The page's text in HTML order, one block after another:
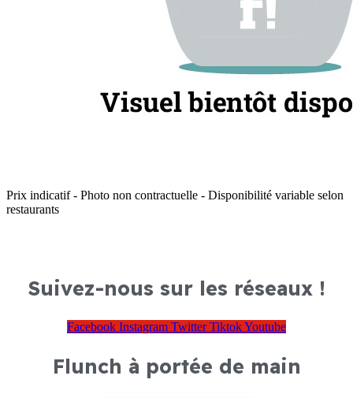
Prix indicatif - Photo non contractuelle - Disponibilité variable selon
restaurants
Suivez-nous sur les réseaux !
Facebook Instagram Twitter TiktokYoutube
Flunch à portée de main